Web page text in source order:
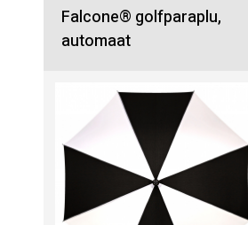
Falcone® golfparaplu,
automaat